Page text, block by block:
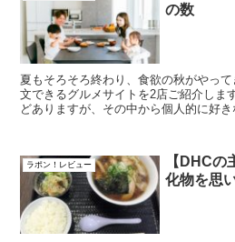
の数
夏もそろそろ終わり、食欲の秋がやっ
文できるグルメサイトを2店ご紹介しま
どありますが、その中から個人的に好き
ラポン！レビュー
【DHC
化物を思